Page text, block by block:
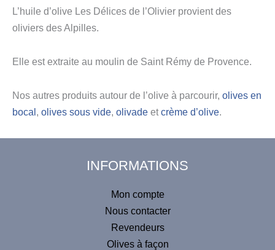
L’huile d’olive Les Délices de l’Olivier provient des
oliviers des Alpilles.
Elle est extraite au moulin de Saint Rémy de Provence.
Nos autres produits autour de l’olive à parcourir, olives en
bocal , olives sous vide, olivade etcrème d’olive.
INFORMATIONS
Mon compte
Nous contacter
Revendeurs
Olives à façon